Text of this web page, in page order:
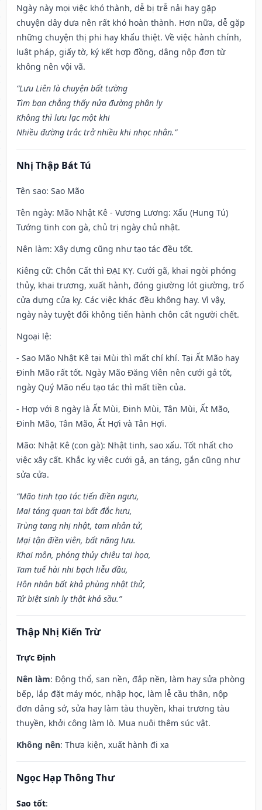
Ngày này mọi việc khó thành, dễ bị trễ nải hay gặp
chuyện dây dưa nên rất khó hoàn thành. Hơn nữa, dễ gặp
những chuyện thị phi hay khẩu thiệt. Về việc hành chính,
luật pháp, giấy tờ, ký kết hợp đồng, dâng nộp đơn từ
không nên vội vã.
“Lưu Liên là chuyện bất tường
Tìm bạn chẳng thấy nửa đường phân ly
Không thì lưu lạc một khi
Nhiều đường trắc trở nhiều khi nhọc nhằn.”
Nhị Thập Bát Tú
Tên sao: Sao Mão
Tên ngày: Mão Nhật Kê - Vương Lương: Xấu (Hung Tú)
Tướng tinh con gà, chủ trị ngày chủ nhật.
Nên làm: Xây dựng cũng như tạo tác đều tốt.
Kiêng cữ: Chôn Cất thì ĐẠI KỴ. Cưới gã, khai ngòi phóng
thủy, khai trương, xuất hành, đóng giường lót giường, trổ
cửa dựng cửa kỵ. Các việc khác đều không hay. Vì vậy,
ngày này tuyệt đối không tiến hành chôn cất người chết.
Ngoại lệ:
- Sao Mão Nhật Kê tại Mùi thì mất chí khí. Tại Ất Mão hay
Đinh Mão rất tốt. Ngày Mão Đăng Viên nên cưới gả tốt,
ngày Quý Mão nếu tạo tác thì mất tiền của.
- Hợp với 8 ngày là Ất Mùi, Đinh Mùi, Tân Mùi, Ất Mão,
Đinh Mão, Tân Mão, Ất Hợi và Tân Hợi.
Mão: Nhật Kê (con gà): Nhật tinh, sao xấu. Tốt nhất cho
việc xây cất. Khắc kỵ việc cưới gả, an táng, gắn cũng như
sửa cửa.
“Mão tinh tạo tác tiến điền ngưu,
Mai táng quan tai bất đắc hưu,
Trùng tang nhị nhật, tam nhân tử,
Mại tận điền viên, bất năng lưu.
Khai môn, phóng thủy chiêu tai họa,
Tam tuế hài nhi bạch liễu đầu,
Hôn nhân bất khả phùng nhật thử,
Tử biệt sinh ly thật khả sầu.”
Thập Nhị Kiến Trừ
Trực Định
Nên làm: Động thổ, san nền, đắp nền, làm hay sửa phòng
bếp, lắp đặt máy móc, nhập học, làm lễ cầu thân, nộp
đơn dâng sớ, sửa hay làm tàu thuyền, khai trương tàu
thuyền, khởi công làm lò. Mua nuôi thêm súc vật.
Không nên: Thưa kiện, xuất hành đi xa
Ngọc Hạp Thông Thư
Sao tốt: